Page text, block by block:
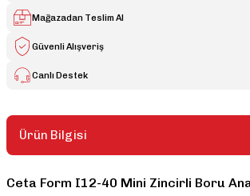
Mağazadan Teslim Al
Güvenli Alışveriş
Canlı Destek
Ürün Bilgisi
Ceta Form I12-40 Mini Zincirli Boru